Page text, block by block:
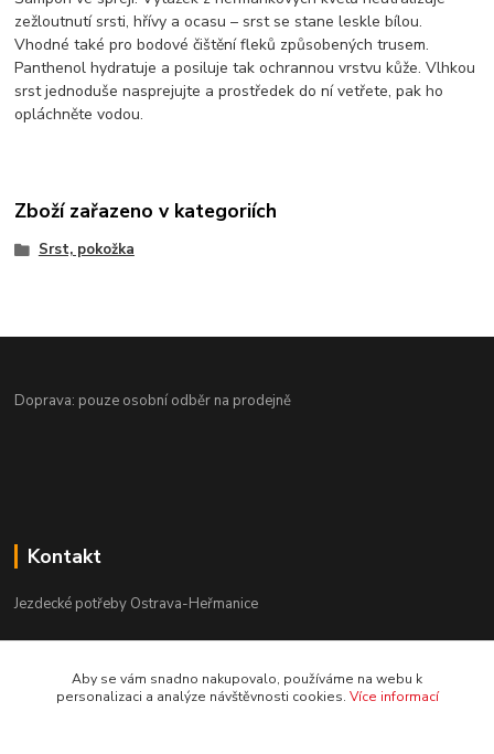
zežloutnutí srsti, hřívy a ocasu – srst se stane leskle bílou.
Vhodné také pro bodové čištění fleků způsobených trusem.
Panthenol hydratuje a posiluje tak ochrannou vrstvu kůže. Vlhkou
srst jednoduše nasprejujte a prostředek do ní vetřete, pak ho
opláchněte vodou.
Zboží zařazeno v kategoriích
Srst, pokožka
Doprava: pouze osobní odběr na prodejně
Kontakt
Jezdecké potřeby Ostrava-Heřmanice
Po-Pá 9:30 - 17:30
Aby se vám snadno nakupovalo, používáme na webu k
personalizaci a analýze návštěvnosti cookies. Více informací